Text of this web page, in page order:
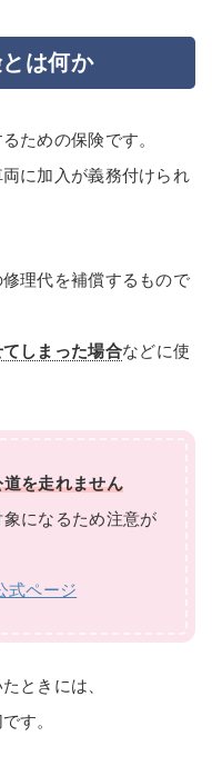
は何か
ための保険です。
に加入が義務付けられ
理代を補償するもので
しまった場合などに使
を走れません
になるため注意が
式ページ
ときには、
す。